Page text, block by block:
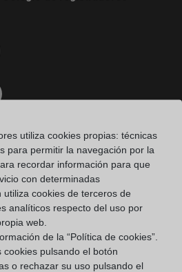
facebook (abre en ventana nueva)
a twitter (abre en ventana nueva)
YouTube (abre en ventana nueva)
Flickr (abre en ventana nueva)
Linkedin (abre en ventana nueva)
Blog (abre en ventana nueva)
utiliza cookies propias: técnicas
para permitir la navegación por la
recordar información para que
con determinadas
cookies de terceros de
analíticos respecto del uso por
web.
de la “Política de cookies”.
pulsando el botón
o rechazar su uso pulsando el